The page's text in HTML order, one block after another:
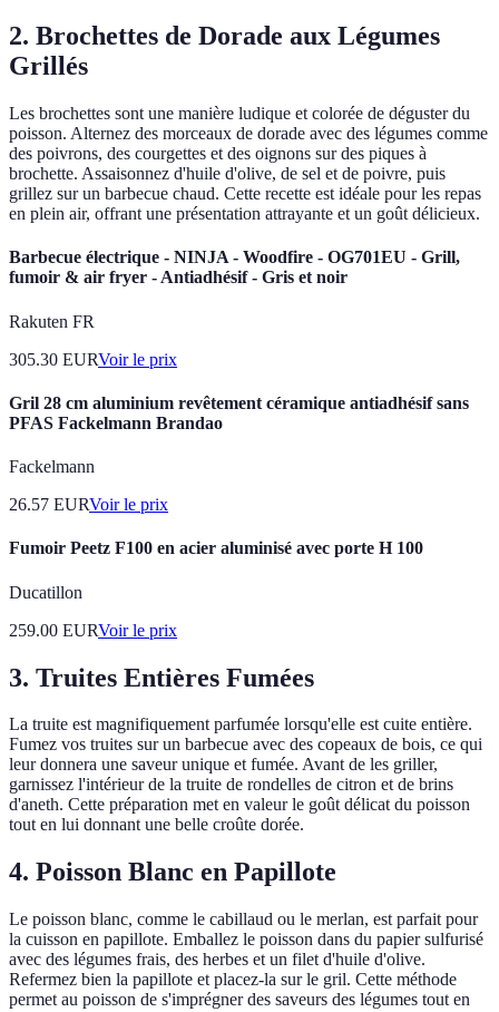
2. Brochettes de Dorade aux Légumes
Grillés
Les brochettes sont une manière ludique et colorée de déguster du
poisson. Alternez des morceaux de dorade avec des légumes comme
des poivrons, des courgettes et des oignons sur des piques à
brochette. Assaisonnez d'huile d'olive, de sel et de poivre, puis
grillez sur un barbecue chaud. Cette recette est idéale pour les repas
en plein air, offrant une présentation attrayante et un goût délicieux.
Barbecue électrique - NINJA - Woodfire - OG701EU - Grill,
fumoir & air fryer - Antiadhésif - Gris et noir
Rakuten FR
305.30 EURVoir le prix
Gril 28 cm aluminium revêtement céramique antiadhésif sans
PFAS Fackelmann Brandao
Fackelmann
26.57 EURVoir le prix
Fumoir Peetz F100 en acier aluminisé avec porte H 100
Ducatillon
259.00 EURVoir le prix
3. Truites Entières Fumées
La truite est magnifiquement parfumée lorsqu'elle est cuite entière.
Fumez vos truites sur un barbecue avec des copeaux de bois, ce qui
leur donnera une saveur unique et fumée. Avant de les griller,
garnissez l'intérieur de la truite de rondelles de citron et de brins
d'aneth. Cette préparation met en valeur le goût délicat du poisson
tout en lui donnant une belle croûte dorée.
4. Poisson Blanc en Papillote
Le poisson blanc, comme le cabillaud ou le merlan, est parfait pour
la cuisson en papillote. Emballez le poisson dans du papier sulfurisé
avec des légumes frais, des herbes et un filet d'huile d'olive.
Refermez bien la papillote et placez-la sur le gril. Cette méthode
permet au poisson de s'imprégner des saveurs des légumes tout en